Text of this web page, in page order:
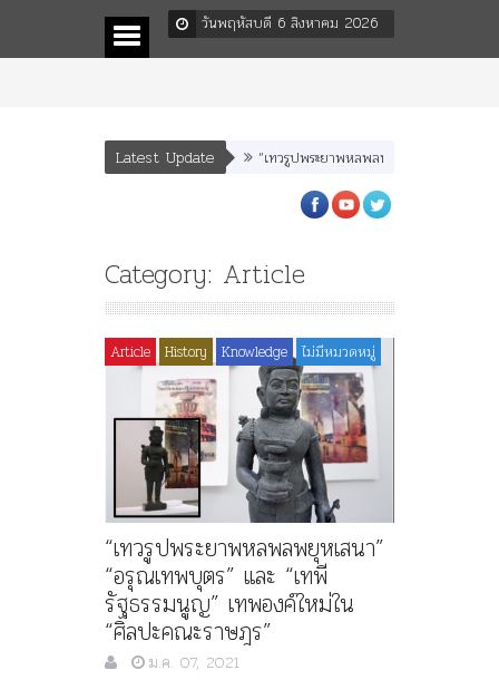
วันพฤหัสบดี 6 สิงหาคม 2026
Latest Update “เทวรูปพระยาพหลพลพยุหเสนา” “อรุณเ
Category: Article
Article History Knowledge ไม่มีหมวดหมู่
“เทวรูปพระยาพหลพลพยุหเสนา”
“อรุณเทพบุตร” และ “เทพี
รัฐธรรมนูญ” เทพองค์ใหม่ใน
“ศิลปะคณะราษฎร”
ม.ค. 07, 2021